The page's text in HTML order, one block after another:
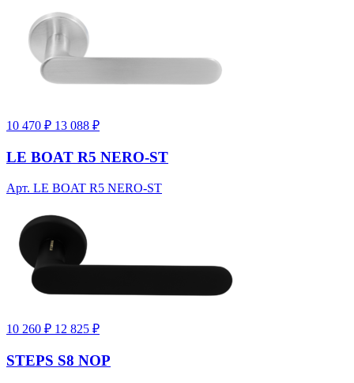
10 470 ₽ 13 088 ₽
LE BOAT R5 NERO-ST
Арт. LE BOAT R5 NERO-ST
10 260 ₽ 12 825 ₽
STEPS S8 NOP